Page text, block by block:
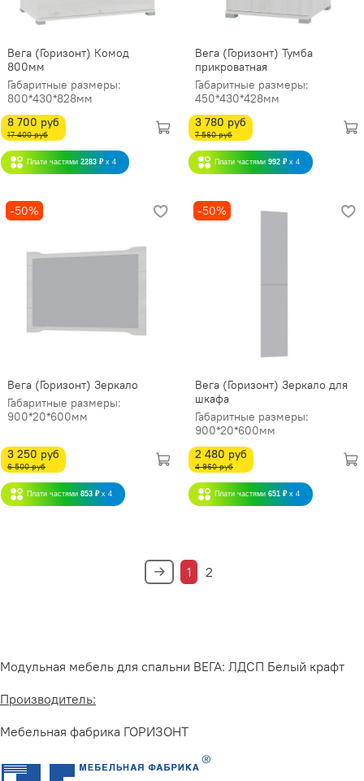
Вега (Горизонт) Комод
800мм
Габаритные размеры:
800*430*828мм
8 700 руб
17 400 руб
Плати частями 2283 ₽ x 4
Вега (Горизонт) Тумба
прикроватная
Габаритные размеры:
450*430*428мм
3 780 руб
7 560 руб
Плати частями 992 ₽ x 4
-50%
Вега (Горизонт) Зеркало
Габаритные размеры:
900*20*600мм
3 250 руб
6 500 руб
Плати частями 853 ₽ x 4
-50%
Вега (Горизонт) Зеркало для
шкафа
Габаритные размеры:
900*20*600мм
2 480 руб
4 960 руб
Плати частями 651 ₽ x 4
1 2
Модульная мебель для спальни ВЕГА: ЛДСП Белый крафт
Производитель:
Мебельная фабрика ГОРИЗОНТ